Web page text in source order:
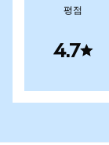
평점
4.7